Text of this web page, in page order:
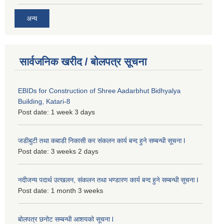
अन्य
सार्वजनिक खरीद / बोलपत्र सूचना
EBIDs for Construction of Shree Aadarbhut Bidhyalya
Building, Katari-8
Post date: 1 week 3 days
जडीबुटी तथा कबाडी निकासी कर संकलन कार्य बन्द हुने सम्बन्धी सूचना l
Post date: 3 weeks 2 days
नदीजन्य पदार्थ उत्खलन, संकलन तथा भण्डारण कार्य बन्द हुने सम्बन्धी सूचना l
Post date: 1 month 3 weeks
बोलपत्र छनोट सम्बन्धी आशयको सूचना l